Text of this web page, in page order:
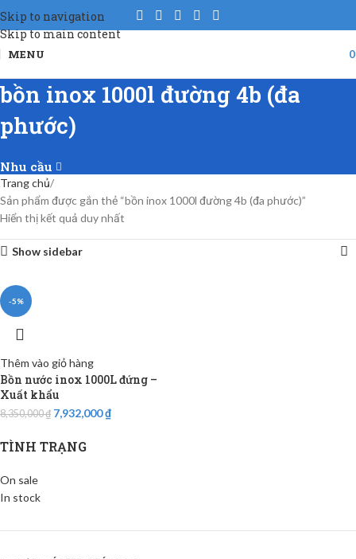
Skip to navigation
Skip to main content
MENU
bồn inox 1000l đường 4b (đa
phước)
Nhu cầu
TÌNH TRẠNG
On sale
In stock
Trang chủ
Sản phẩm được gắn thẻ “bồn inox 1000l đường 4b (đa phước)”
Hiển thị kết quả duy nhất
Show sidebar
-5%
Thêm vào giỏ hàng
Bồn nước inox 1000L đứng –
Xuất khẩu
8,350,000₫ 7,932,000₫